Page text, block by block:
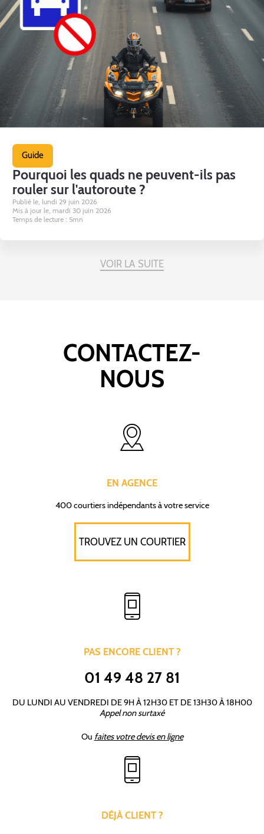
Guide
Pourquoi les quads ne peuvent-ils pas
rouler sur l'autoroute ?
Publié le, lundi 29 juin 2026
Mis à jour le, mardi 30 juin 2026
Temps de lecture : 5mn
VOIR LA SUITE
CONTACTEZ-
NOUS
EN AGENCE
400 courtiers indépendants à votre service
TROUVEZ UN COURTIER
PAS ENCORE CLIENT ?
01 49 48 27 81
DU LUNDI AU VENDREDI DE 9H À 12H30 ET DE 13H30 À 18H00
Appel non surtaxé
Ou faites votre devis en ligne
DÉJÀ CLIENT ?